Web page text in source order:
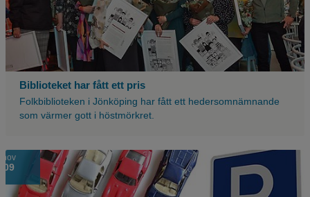
Biblioteket har fått ett pris
Folkbiblioteken i Jönköping har fått ett hedersomnämnande
som värmer gott i höstmörkret.
nov
09